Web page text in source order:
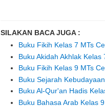
SILAKAN BACA JUGA :
Buku Fikih Kelas 7 MTs
Buku Akidah Akhlak
Buku Fikih Kelas 9 MTs
Buku Sejarah
Buku Al-Qur'an Hadis
Buku Bahasa Arab Kelas